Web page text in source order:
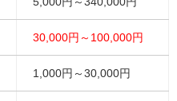
30,000円～100,000円
1,000円～30,000円